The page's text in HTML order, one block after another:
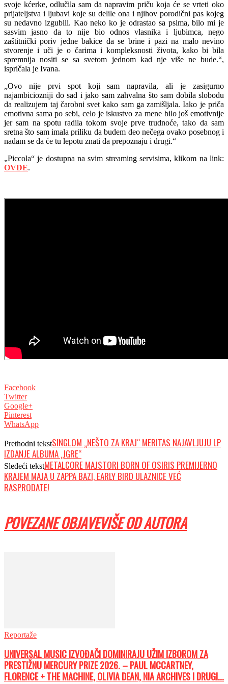
svoje kćerke, odlučila sam da napravim priču koja će se vrteti oko
prijateljstva i ljubavi koje su delile ona i njihov porodični pas kojeg
su nedavno izgubili. Kao neko ko je odrastao sa psima, bilo mi je
sasvim jasno da to nije bio odnos vlasnika i ljubimca, nego
zaštitnički poriv jedne bakice da se brine i pazi na malo nevino
stvorenje i uči je o čarima i kompleksnosti života, kako bi bila
spremnija nositi se sa svetom jednom kad nje više ne bude.“,
ispričala je Ivana.
„Ovo nije prvi spot koji sam napravila, ali je zasigurno
najambiciozniji do sad i jako sam zahvalna što sam dobila slobodu
da realizujem taj čarobni svet kako sam ga zamišljala. Iako je priča
emotivna sama po sebi, celo je iskustvo za mene bilo još emotivnije
jer sam na spotu radila tokom svoje prve trudnoće, tako da sam
sretna što sam imala priliku da budem deo nečega ovako posebnog i
nadam se da će tu lepotu znati da prepoznaju i drugi.“
„Piccola“ je dostupna na svim streaming servisima, klikom na link:
OVDE.
Facebook
Twitter
Google+
Pinterest
WhatsApp
Prethodni tekstSINGLOM „NEŠTO ZA KRAJ“ MERITAS NAJAVLJUJU LP
IZDANJE ALBUMA „IGRE“
Sledeći tekstMETALCORE MAJSTORI BORN OF OSIRIS PREMIJERNO
KRAJEM MAJA U ZAPPA BAZI, EARLY BIRD ULAZNICE VEĆ
RASPRODATE!
POVEZANE OBJAVEVIŠE OD AUTORA
Reportaže
UNIVERSAL MUSIC IZVOĐAČI DOMINIRAJU UŽIM IZBOROM ZA
PRESTIŽNU MERCURY PRIZE 2026. – PAUL MCCARTNEY,
FLORENCE + THE MACHINE, OLIVIA DEAN, NIA ARCHIVES I DRUGI...